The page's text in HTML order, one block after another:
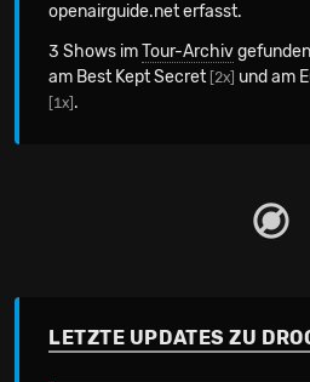
openairguide.net erfasst.
3 Shows imTour-Archiv
am Best Kept Secret [2x] und am
[1x] .
LETZTE UPDATES ZU